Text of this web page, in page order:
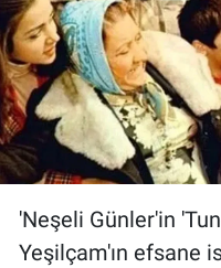
'Neşeli Günler'in
Yeşilçam'ın efsane
Günün görüntüsü
Haber
İlan
Kimdir
Koronavirüs